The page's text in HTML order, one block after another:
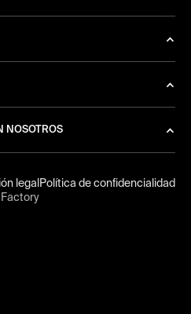
NOSOTROS
legal Política de confidencialidad